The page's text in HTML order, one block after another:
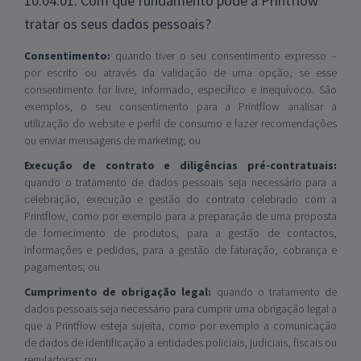
tratar os seus dados pessoais?
Consentimento: quando tiver o seu consentimento expresso –
por escrito ou através da validação de uma opção, se esse
consentimento for livre, informado, específico e inequívoco. São
exemplos, o seu consentimento para a Printflow analisar a
utilização do website e perfil de consumo e fazer recomendações
ou enviar mensagens de marketing; ou
Execução de contrato e diligências pré-contratuais:
quando o tratamento de dados pessoais seja necessário para a
celebração, execução e gestão do contrato celebrado com a
Printflow, como por exemplo para a preparação de uma proposta
de fornecimento de produtos, para a gestão de contactos,
informações e pedidos, para a gestão de faturação, cobrança e
pagamentos; ou
Cumprimento de obrigação legal: quando o tratamento de
dados pessoais seja necessário para cumprir uma obrigação legal a
que a Printflow esteja sujeita, como por exemplo a comunicação
de dados de identificação a entidades policiais, judiciais, fiscais ou